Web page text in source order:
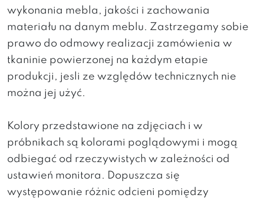
wykonania mebla, jakości i zachowania
materiału na danym meblu. Zastrzegamy sobie
prawo do odmowy realizacji zamówienia w
tkaninie powierzonej na każdym etapie
produkcji, jesli ze względów technicznych nie
można jej użyć.
Kolory przedstawione na zdjęciach i w
próbnikach są kolorami poglądowymi i mogą
odbiegać od rzeczywistych w zależności od
ustawień monitora. Dopuszcza się
występowanie różnic odcieni pomiędzy